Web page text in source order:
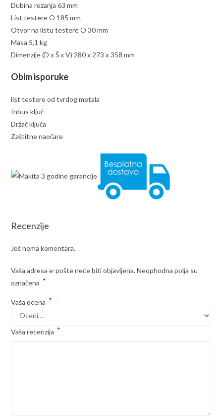
Dubina rezanja 63 mm
List testere O 185 mm
Otvor na listu testere O 30 mm
Masa 5,1 kg
Dimenzije (D x Š x V) 280 x 273 x 358 mm
Obim isporuke
list testere od tvrdog metala
Inbus ključ
Držač ključa
Zaštitne naočare
Recenzije
Još nema komentara.
Vaša adresa e-pošte neće biti objavljena. Neophodna polja su
označena *
Vaša ocena *
Vaša recenzija *